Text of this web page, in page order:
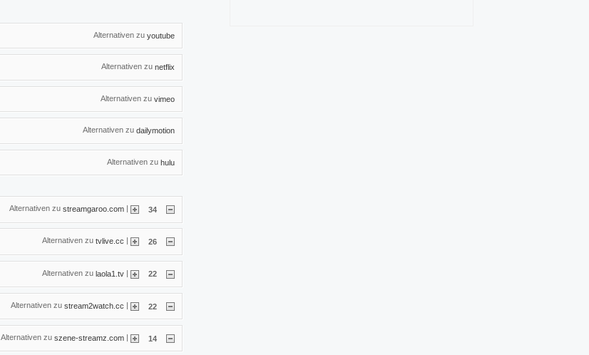
Alternativen zu youtube
Alternativen zu netflix
Alternativen zu vimeo
Alternativen zu dailymotion
Alternativen zu hulu
Alternativen zu streamgaroo.com | 34
Alternativen zu tvlive.cc 26
Alternativen zu laola1.tv | 22
Alternativen zu stream2watch.cc | 22
Alternativen zu szene-streamz.com | 14